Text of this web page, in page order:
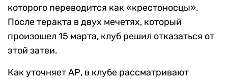
которого переводится как «крестоносцы».
После теракта в двух мечетях, который
произошел 15 марта, клуб решил отказаться от
этой затеи.
Как уточняет АР, в клубе рассматривают